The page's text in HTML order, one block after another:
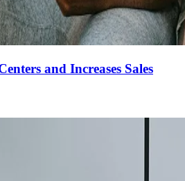
and Increases Sales